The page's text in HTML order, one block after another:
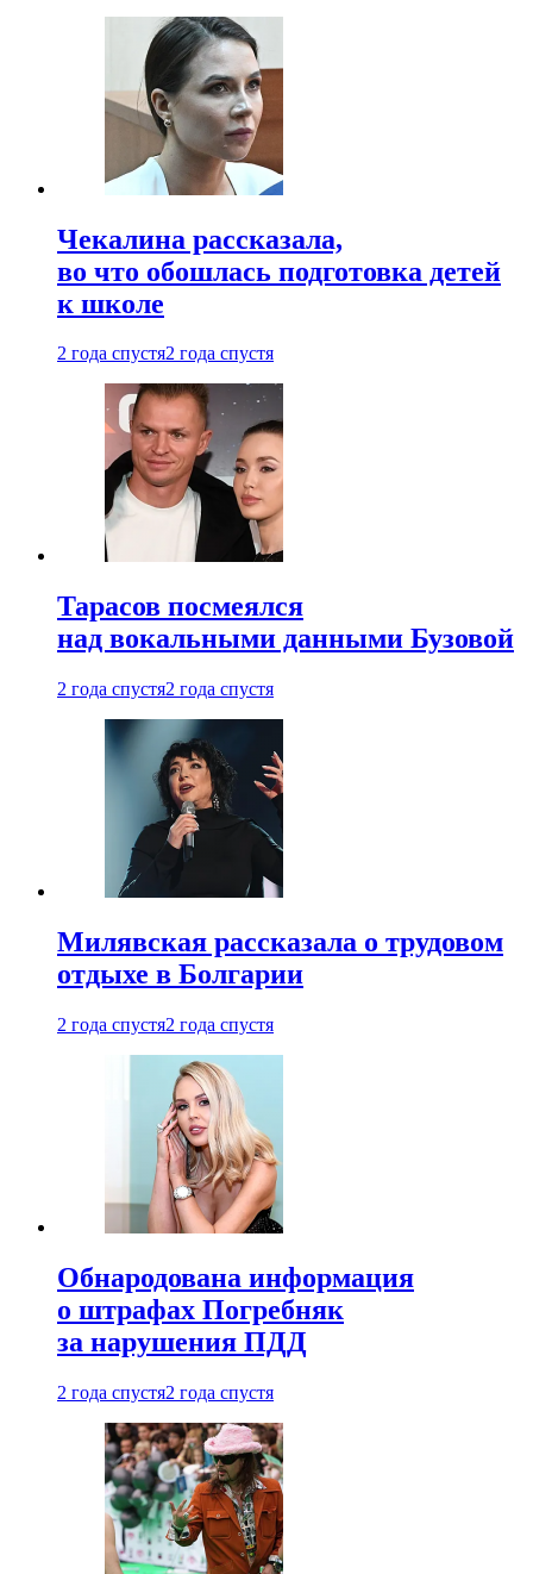
Чекалина рассказала,
во что обошлась подготовка детей
к школе
2 года спустя2 года спустя
Тарасов посмеялся
над вокальными данными Бузовой
2 года спустя2 года спустя
Милявская рассказала о трудовом
отдыхе в Болгарии
2 года спустя2 года спустя
Обнародована информация
о штрафах Погребняк
за нарушения ПДД
2 года спустя2 года спустя